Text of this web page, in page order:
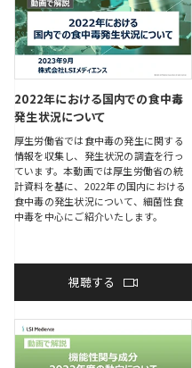
2022年における国内での食中毒
発生状況について
厚生労働省では食中毒の発生に関する
情報を収集し、発生状況の調査を行っ
ています。本動画では厚生労働省の統
計資料を基に、2022年の国内における
食中毒の発生状況について、細菌性食
中毒を中心にご紹介いたします。
視聴する